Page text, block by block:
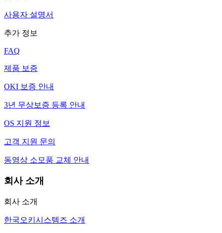
사용자 설명서
추가 정보
FAQ
제품 보증
OKI 보증 안내
3년 무상보증 등록 안내
OS 지원 정보
고객 지원 문의
동영상 소모품 교체 안내
회사 소개
회사 소개
한국오키시스템즈 소개